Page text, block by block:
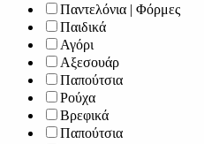
Παντελόνια | Φόρμες
Παιδικά
Αγόρι
Αξεσουάρ
Παπούτσια
Ρούχα
Βρεφικά
Παπούτσια